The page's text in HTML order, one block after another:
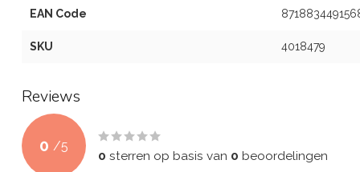
EAN Code
SKU 4018479
Reviews
0 /5
0 sterren op basis van 0 beoordelingen